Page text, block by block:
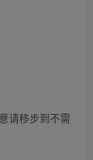
请移步到不需